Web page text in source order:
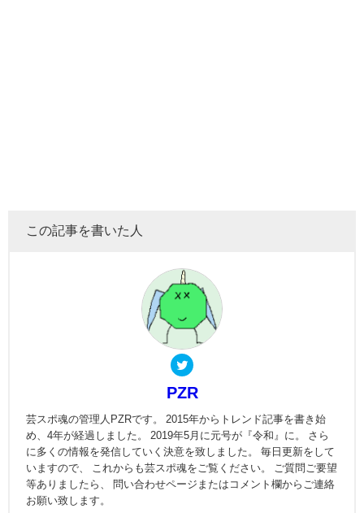
この記事を書いた人
PZR
芸スポ魂の管理人PZRです。 2015年からトレンド記事を書き始
め、4年が経過しました。 2019年5月に元号が『令和』に。 さら
に多くの情報を発信していく決意を致しました。 毎日更新をして
いますので、 これからも芸スポ魂をご覧ください。 ご質問ご要望
等ありましたら、 問い合わせページまたはコメント欄からご連絡
お願い致します。